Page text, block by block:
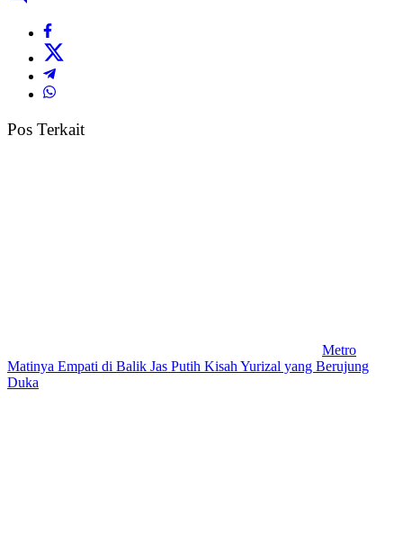
Pos Terkait
Metro
Matinya Empati di Balik Jas Putih Kisah Yurizal yang Berujung
Duka